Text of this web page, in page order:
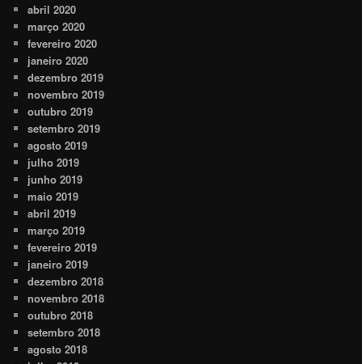
abril 2020
março 2020
fevereiro 2020
janeiro 2020
dezembro 2019
novembro 2019
outubro 2019
setembro 2019
agosto 2019
julho 2019
junho 2019
maio 2019
abril 2019
março 2019
fevereiro 2019
janeiro 2019
dezembro 2018
novembro 2018
outubro 2018
setembro 2018
agosto 2018